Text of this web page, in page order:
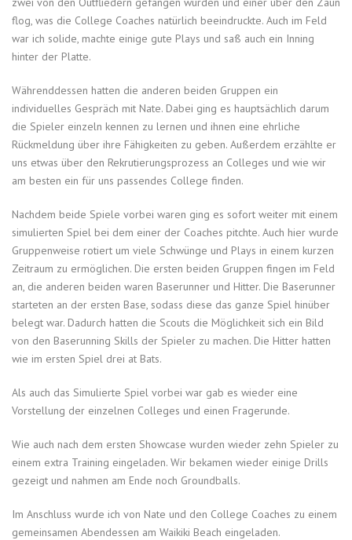
flog, was die College Coaches natürlich beeindruckte. Auch im Feld
war ich solide, machte einige gute Plays und saß auch ein Inning
hinter der Platte.
Währenddessen hatten die anderen beiden Gruppen ein
individuelles Gespräch mit Nate. Dabei ging es hauptsächlich darum
die Spieler einzeln kennen zu lernen und ihnen eine ehrliche
Rückmeldung über ihre Fähigkeiten zu geben. Außerdem erzählte er
uns etwas über den Rekrutierungsprozess an Colleges und wie wir
am besten ein für uns passendes College finden.
Nachdem beide Spiele vorbei waren ging es sofort weiter mit einem
simulierten Spiel bei dem einer der Coaches pitchte. Auch hier wurde
Gruppenweise rotiert um viele Schwünge und Plays in einem kurzen
Zeitraum zu ermöglichen. Die ersten beiden Gruppen fingen im Feld
an, die anderen beiden waren Baserunner und Hitter. Die Baserunner
starteten an der ersten Base, sodass diese das ganze Spiel hinüber
belegt war. Dadurch hatten die Scouts die Möglichkeit sich ein Bild
von den Baserunning Skills der Spieler zu machen. Die Hitter hatten
wie im ersten Spiel drei at Bats.
Als auch das Simulierte Spiel vorbei war gab es wieder eine
Vorstellung der einzelnen Colleges und einen Fragerunde.
Wie auch nach dem ersten Showcase wurden wieder zehn Spieler zu
einem extra Training eingeladen. Wir bekamen wieder einige Drills
gezeigt und nahmen am Ende noch Groundballs.
Im Anschluss wurde ich von Nate und den College Coaches zu einem
gemeinsamen Abendessen am Waikiki Beach eingeladen.